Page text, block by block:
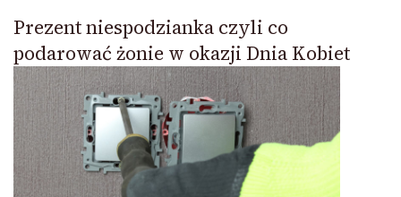
Prezent niespodzianka czyli co
podarować żonie w okazji Dnia Kobiet